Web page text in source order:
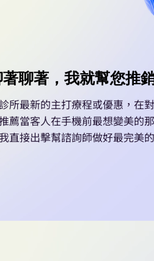
聊著，我就幫您推
所最新的主打療程或優惠，在對
薦當客人在手機前最想變美的那
直接出擊幫諮詢師做好最完美的